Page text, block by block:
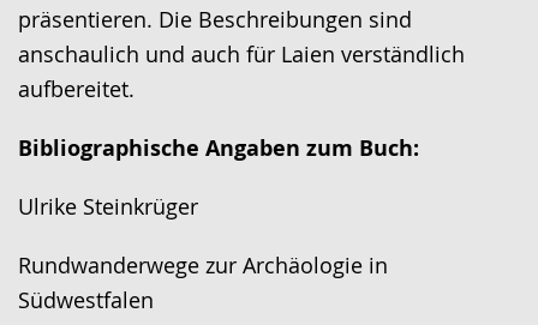
präsentieren. Die Beschreibungen sind
anschaulich und auch für Laien verständlich
aufbereitet.
Bibliographische Angaben zum Buch:
Ulrike Steinkrüger
Rundwanderwege zur Archäologie in
Südwestfalen